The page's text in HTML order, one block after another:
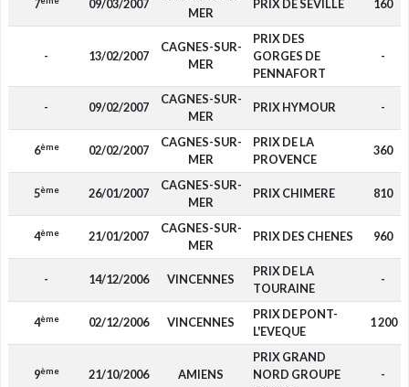
7 09/03/2007
MER
PRIX DE SEVILLE 160
- 13/02/2007
CAGNES-SUR-
MER
PRIX DES
GORGES DE
PENNAFORT
-
- 09/02/2007
CAGNES-SUR-
MER
PRIX HYMOUR -
6ème 02/02/2007
CAGNES-SUR-
MER
PRIX DE LA
PROVENCE
360
5ème 26/01/2007
CAGNES-SUR-
MER
PRIX CHIMERE 810
4ème 21/01/2007
CAGNES-SUR-
MER
PRIX DES CHENES 960
- 14/12/2006 VINCENNES
PRIX DE LA
TOURAINE
-
4ème 02/12/2006 VINCENNES
PRIX DE PONT-
L'EVEQUE
1 200
9ème 21/10/2006 AMIENS
PRIX GRAND
NORD GROUPE
-